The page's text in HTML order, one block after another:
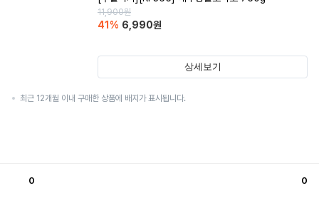
11,900원
41 % 6,990원
상세보기
최근 12개월 이내 구매한 상품에 배지가 표시됩니다.
0 0